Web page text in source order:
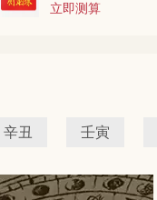
立即测算
辛丑 壬寅